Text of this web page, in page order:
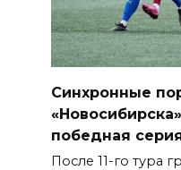
Синхронные
победная
После 11-го тура